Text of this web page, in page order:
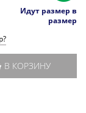
Идут размер в
размер
В КОРЗИНУ